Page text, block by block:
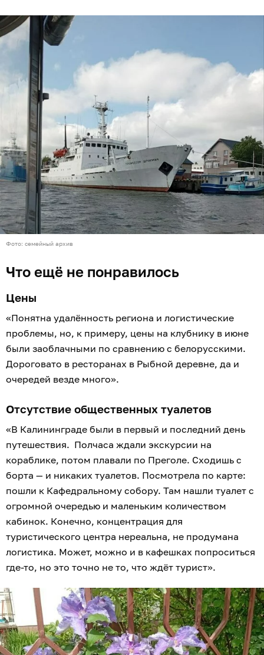
Фото: семейный архив
Что ещё не понравилось
Цены
«Понятна удалённость региона и логистические
проблемы, но, к примеру, цены на клубнику в июне
были заоблачными по сравнению с белорусскими.
Дороговато в ресторанах в Рыбной деревне, да и
очередей везде много».
Отсутствие общественных туалетов
«В Калининграде были в первый и последний день
путешествия. Полчаса ждали экскурсии на
кораблике, потом плавали по Преголе. Сходишь с
борта — и никаких туалетов. Посмотрела по карте:
пошли к Кафедральному собору. Там нашли туалет с
огромной очередью и маленьким количеством
кабинок. Конечно, концентрация для
туристического центра нереальна, не продумана
логистика. Может, можно и в кафешках попроситься
где-то, но это точно не то, что ждёт турист».